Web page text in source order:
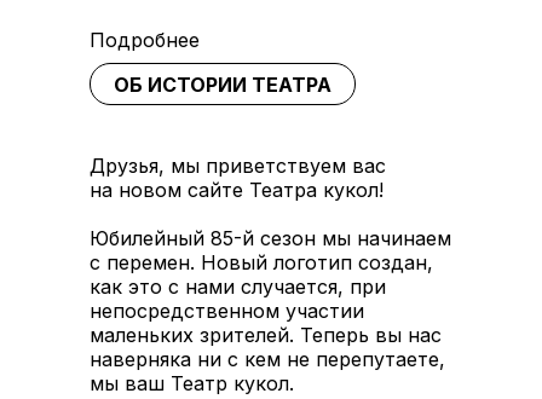
Подробнее
Друзья, мы приветствуем вас
на новом сайте Театра кукол!
Юбилейный 85-й сезон мы начинаем
с перемен. Новый логотип создан,
как это с нами случается, при
непосредственном участии
маленьких зрителей. Теперь вы нас
наверняка ни с кем не перепутаете,
мы ваш Театр кукол.
ОБ ИСТОРИИ ТЕАТРА